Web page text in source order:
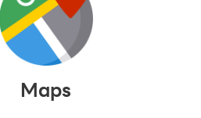
Maps